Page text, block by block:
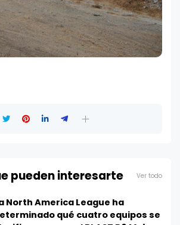
pueden interesarte Ver todo
North America League ha
qué cuatro equipos se